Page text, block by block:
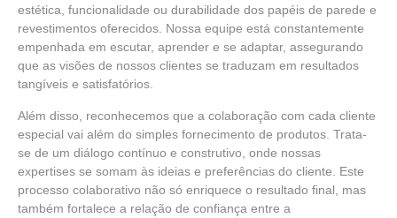
estética, funcionalidade ou durabilidade dos papéis de parede e
revestimentos oferecidos. Nossa equipe está constantemente
empenhada em escutar, aprender e se adaptar, assegurando
que as visões de nossos clientes se traduzam em resultados
tangíveis e satisfatórios.
Além disso, reconhecemos que a colaboração com cada cliente
especial vai além do simples fornecimento de produtos. Trata-
se de um diálogo contínuo e construtivo, onde nossas
expertises se somam às ideias e preferências do cliente. Este
processo colaborativo não só enriquece o resultado final, mas
também fortalece a relação de confiança entre a